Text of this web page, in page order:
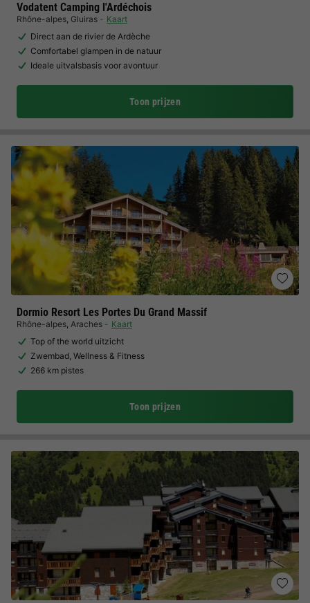
Vodatent Camping l'Ardéchois
Rhône-alpes, Gluiras
Kaart
Direct aan de rivier de Ardèche
Comfortabel glampen in de natuur
Ideale uitvalsbasis voor avontuur
Toon prijzen
Dormio Resort Les Portes Du Grand Massif
Rhône-alpes, Araches
Kaart
Top of the world uitzicht
Zwembad, Wellness & Fitness
266 km pistes
Toon prijzen